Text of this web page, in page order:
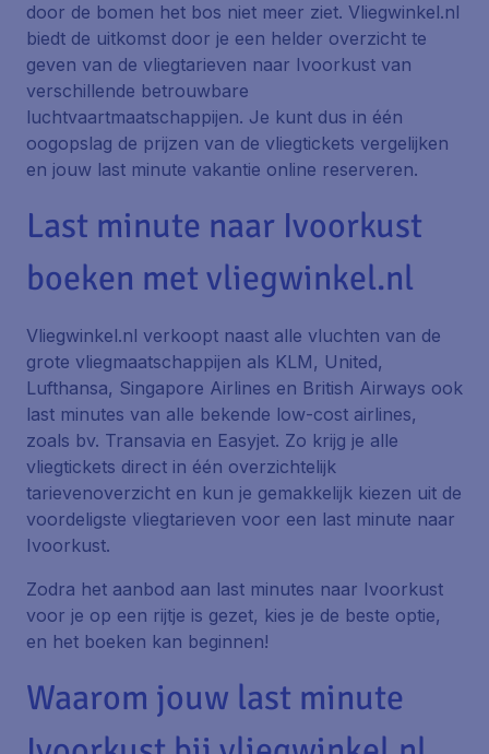
door de bomen het bos niet meer ziet. Vliegwinkel.nl
biedt de uitkomst door je een helder overzicht te
geven van de vliegtarieven naar Ivoorkust van
verschillende betrouwbare
luchtvaartmaatschappijen. Je kunt dus in één
oogopslag de prijzen van de vliegtickets vergelijken
en jouw last minute vakantie online reserveren.
Last minute naar Ivoorkust
boeken met vliegwinkel.nl
Vliegwinkel.nl verkoopt naast alle vluchten van de
grote vliegmaatschappijen als KLM, United,
Lufthansa, Singapore Airlines en British Airways ook
last minutes van alle bekende low-cost airlines,
zoals bv. Transavia en Easyjet. Zo krijg je alle
vliegtickets direct in één overzichtelijk
tarievenoverzicht en kun je gemakkelijk kiezen uit de
voordeligste vliegtarieven voor een last minute naar
Ivoorkust.
Zodra het aanbod aan last minutes naar Ivoorkust
voor je op een rijtje is gezet, kies je de beste optie,
en het boeken kan beginnen!
Waarom jouw last minute